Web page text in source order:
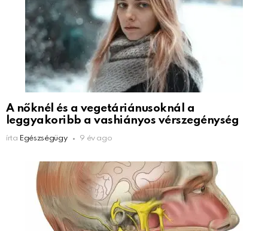
A nőknél és a vegetáriánusoknál a
leggyakoribb a vashiányos vérszegénység
írta Egészségügy 9 év ago